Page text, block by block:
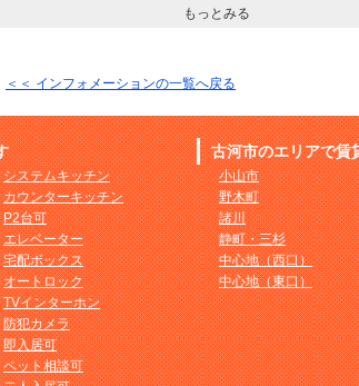
もっとみる
＜＜ インフォメーションの一覧へ戻る
システムキッチン
カウンターキッチン
P2台可
エレベーター
宅配ボックス
オートロック
TVインターホン
防犯カメラ
即入居可
ペット相談可
古河市のエリアで賃
小山市
野木町
諸川
静町・三杉
中心地（西口）
中心地（東口）